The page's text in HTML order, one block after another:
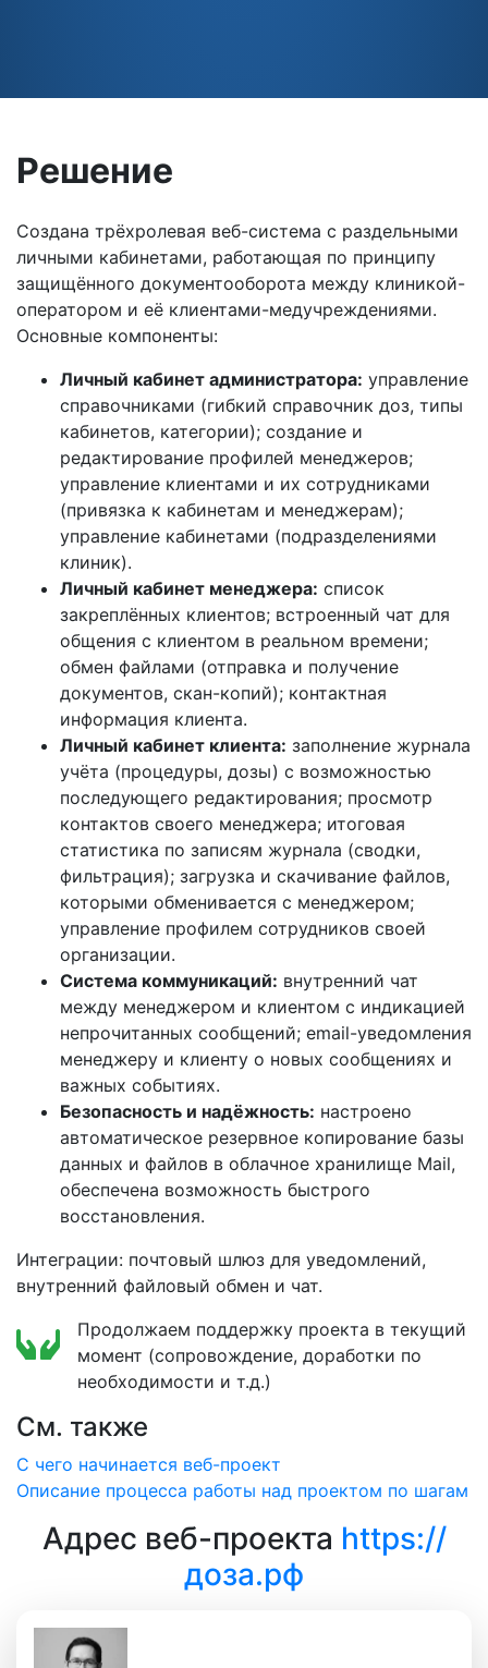
Решение
Создана трёхролевая веб-система с раздельными
личными кабинетами, работающая по принципу
защищённого документооборота между клиникой-
оператором и её клиентами-медучреждениями.
Основные компоненты:
Личный кабинет администратора: управление
справочниками (гибкий справочник доз, типы
кабинетов, категории); создание и
редактирование профилей менеджеров;
управление клиентами и их сотрудниками
(привязка к кабинетам и менеджерам);
управление кабинетами (подразделениями
клиник).
Личный кабинет менеджера: список
закреплённых клиентов; встроенный чат для
общения с клиентом в реальном времени;
обмен файлами (отправка и получение
документов, скан-копий); контактная
информация клиента.
Личный кабинет клиента: заполнение журнала
учёта (процедуры, дозы) с возможностью
последующего редактирования; просмотр
контактов своего менеджера; итоговая
статистика по записям журнала (сводки,
фильтрация); загрузка и скачивание файлов,
которыми обменивается с менеджером;
управление профилем сотрудников своей
организации.
Система коммуникаций: внутренний чат
между менеджером и клиентом с индикацией
непрочитанных сообщений; email-уведомления
менеджеру и клиенту о новых сообщениях и
важных событиях.
Безопасность и надёжность: настроено
автоматическое резервное копирование базы
данных и файлов в облачное хранилище Mail,
обеспечена возможность быстрого
восстановления.
Интеграции: почтовый шлюз для уведомлений,
внутренний файловый обмен и чат.
Продолжаем поддержку проекта в текущий
момент (сопровождение, доработки по
необходимости и т.д.)
См. также
C чего начинается веб-проект
Описание процесса работы над проектом по шагам
Адрес веб-проекта https://
доза.рф